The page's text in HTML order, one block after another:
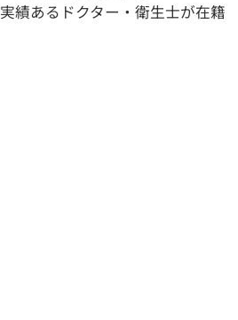
実績あるドクター・衛生士が在籍